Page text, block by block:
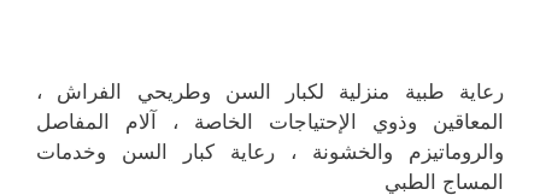
رعاية طبية منزلية لكبار السن وطريحي الفراش ،
المعاقين وذوي الإحتياجات الخاصة ، آلام المفاصل
والروماتيزم والخشونة ، رعاية كبار السن وخدمات
المساج الطبي